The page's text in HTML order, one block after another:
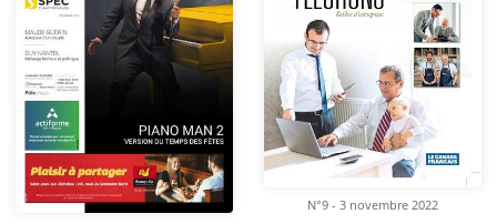
N°9 - 3 novembre 2022